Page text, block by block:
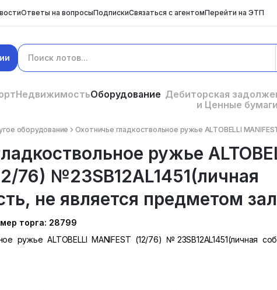
Ответы на вопросыПодпискиСвязаться с агентомПерейти на ЭТП
НедвижимостьОборудование Дебиторская
и Ценные бумаги
оборудование Охотничье гладкоствольное ружье ALTOBELLI
ружье
76) №23SB12AL1451(личная
не является предметом
торга: 28799
ружье ALTOBELLI MANIFEST (12/76) №23SB12AL1451(личная